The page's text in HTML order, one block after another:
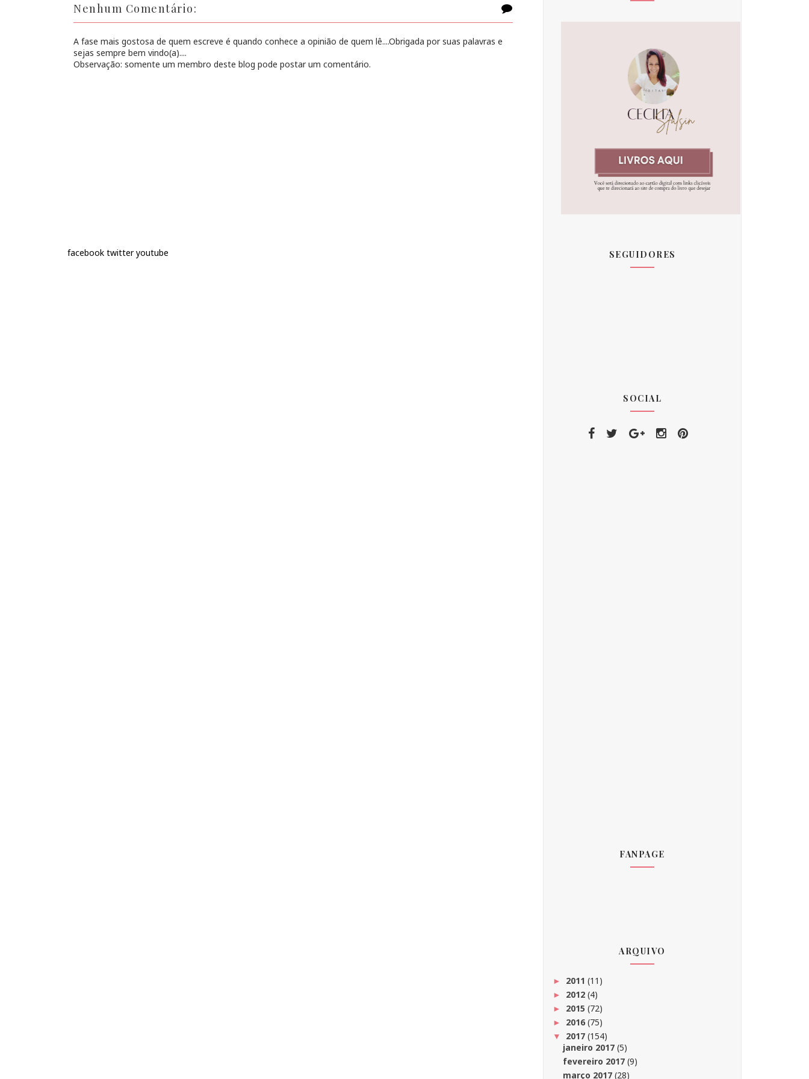
Nenhum Comentário:
A fase mais gostosa de quem escreve é quando conhece a opinião de quem lê....Obrigada por suas palavras e
sejas sempre bem vindo(a)....
Observação: somente um membro deste blog pode postar um comentário.
facebook twitter youtube SEGUIDORES
SOCIAL
FANPAGE
ARQUIVO
► 2011 (11)
► 2012 (4)
► 2015 (72)
► 2016(75)
▼ 2017 (154)
janeiro 2017 (5)
fevereiro 2017 (9)
março 2017 (28)